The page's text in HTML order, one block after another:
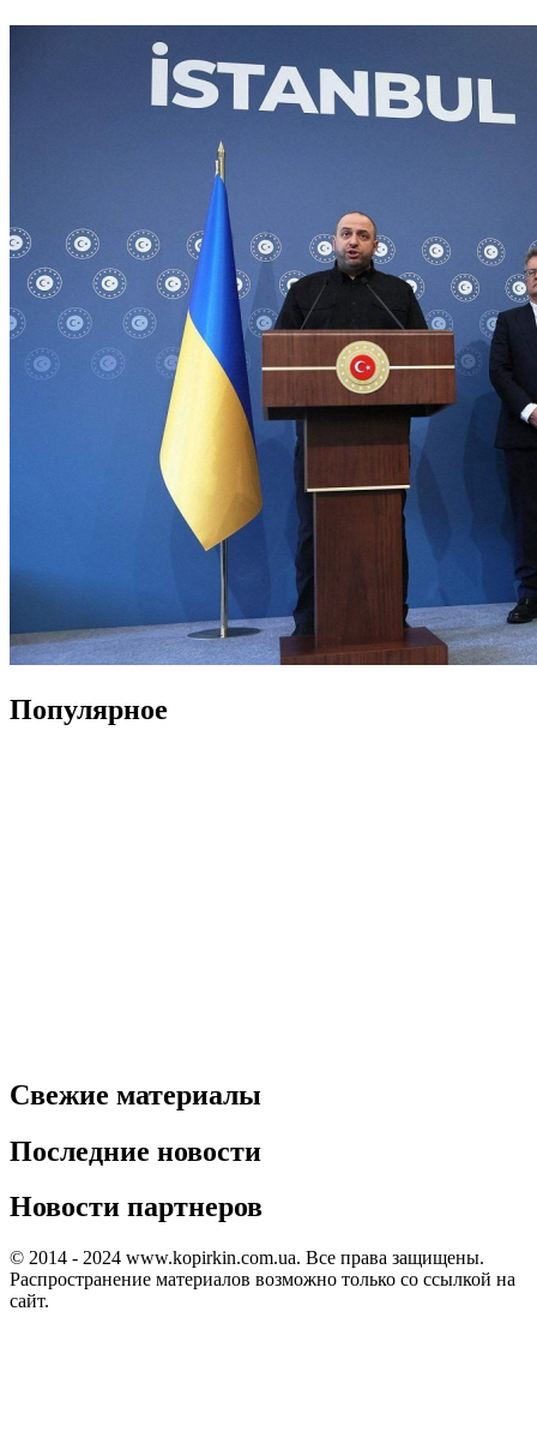
Популярное
Свежие материалы
Последние новости
Новости партнеров
© 2014 - 2024 www.kopirkin.com.ua. Все права защищены.
Распространение материалов возможно только со ссылкой на
сайт.